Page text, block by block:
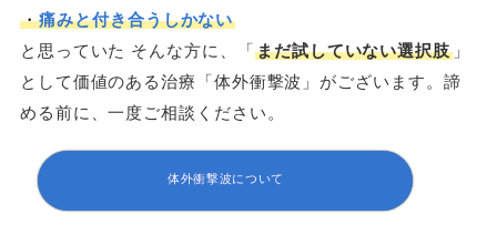
・痛みと付き合うしかない
と思っていた そんな方に、「まだ試していない選択肢」
として価値のある治療「体外衝撃波」がございます。諦
める前に、一度ご相談ください。
体外衝撃波について